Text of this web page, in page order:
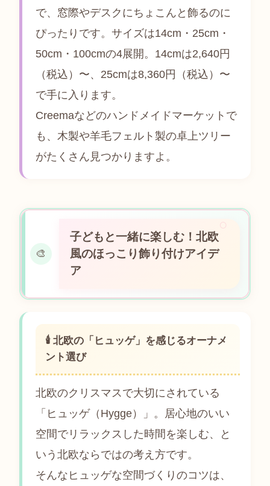
で、窓際やデスクにちょこんと飾るのに
ぴったりです。サイズは14cm・25cm・
50cm・100cmの4展開。14cmは2,640円
（税込）〜、25cmは8,360円（税込）〜
で手に入ります。
Creemaなどのハンドメイドマーケットで
も、木製や羊毛フェルト製の卓上ツリー
がたくさん見つかりますよ。
🎨
子どもと一緒に楽しむ！北欧
風のほっこり飾り付けアイデ
ア
🕯 北欧の「ヒュッゲ」を感じるオーナメ
ント選び
北欧のクリスマスで大切にされている
「ヒュッゲ（Hygge）」。居心地のいい
空間でリラックスした時間を楽しむ、と
いう北欧ならではの考え方です。
そんなヒュッゲな空間づくりのコツは、